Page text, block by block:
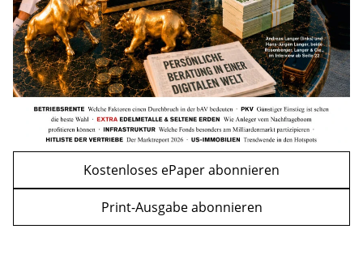
WEITERE ARTIKEL
zurückweiter
Kostenloses ePaper abonnieren
Print-Ausgabe abonnieren